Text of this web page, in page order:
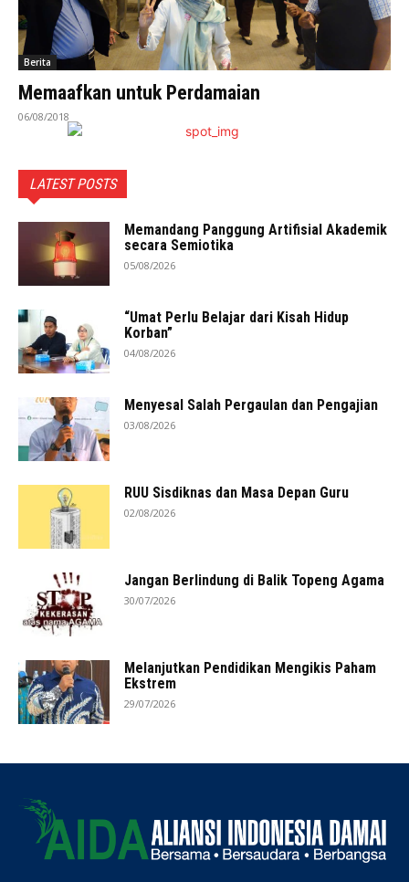
Berita
Memaafkan untuk Perdamaian
06/08/2018
LATEST POSTS
Memandang Panggung Artifisial Akademik
secara Semiotika
05/08/2026
“Umat Perlu Belajar dari Kisah Hidup
Korban”
04/08/2026
Menyesal Salah Pergaulan dan Pengajian
03/08/2026
RUU Sisdiknas dan Masa Depan Guru
02/08/2026
Jangan Berlindung di Balik Topeng Agama
30/07/2026
Melanjutkan Pendidikan Mengikis Paham
Ekstrem
29/07/2026